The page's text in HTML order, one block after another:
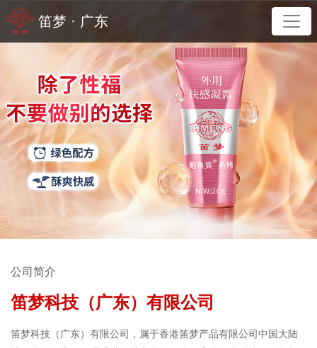
笛梦 · 广东
公司简介
笛梦科技（广东）有限公司
笛梦科技（广东）有限公司，属于香港笛梦产品有限公司中国大陆